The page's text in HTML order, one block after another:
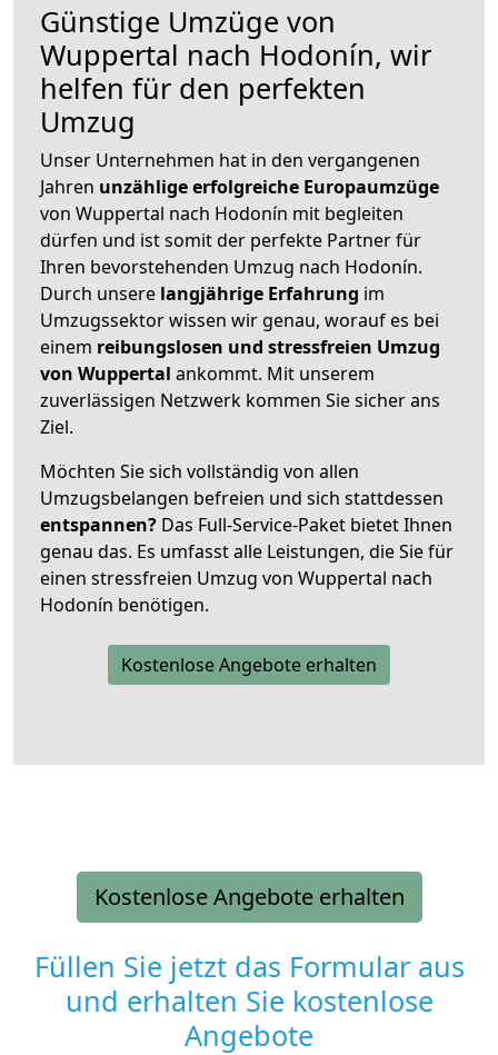
Günstige Umzüge von
Wuppertal nach Hodonín, wir
helfen für den perfekten
Umzug
Unser Unternehmen hat in den vergangenen
Jahren unzählige erfolgreiche Europaumzüge
von Wuppertal nach Hodonín mit begleiten
dürfen und ist somit der perfekte Partner für
Ihren bevorstehenden Umzug nach Hodonín.
Durch unsere langjährige Erfahrung im
Umzugssektor wissen wir genau, worauf es bei
einem reibungslosen und stressfreien Umzug
von Wuppertal ankommt. Mit unserem
zuverlässigen Netzwerk kommen Sie sicher ans
Ziel.
Möchten Sie sich vollständig von allen
Umzugsbelangen befreien und sich stattdessen
entspannen? Das Full-Service-Paket bietet Ihnen
genau das. Es umfasst alle Leistungen, die Sie für
einen stressfreien Umzug von Wuppertal nach
Hodonín benötigen.
Kostenlose Angebote erhalten
Kostenlose Angebote erhalten
Füllen Sie jetzt das Formular aus
und erhalten Sie kostenlose
Angebote